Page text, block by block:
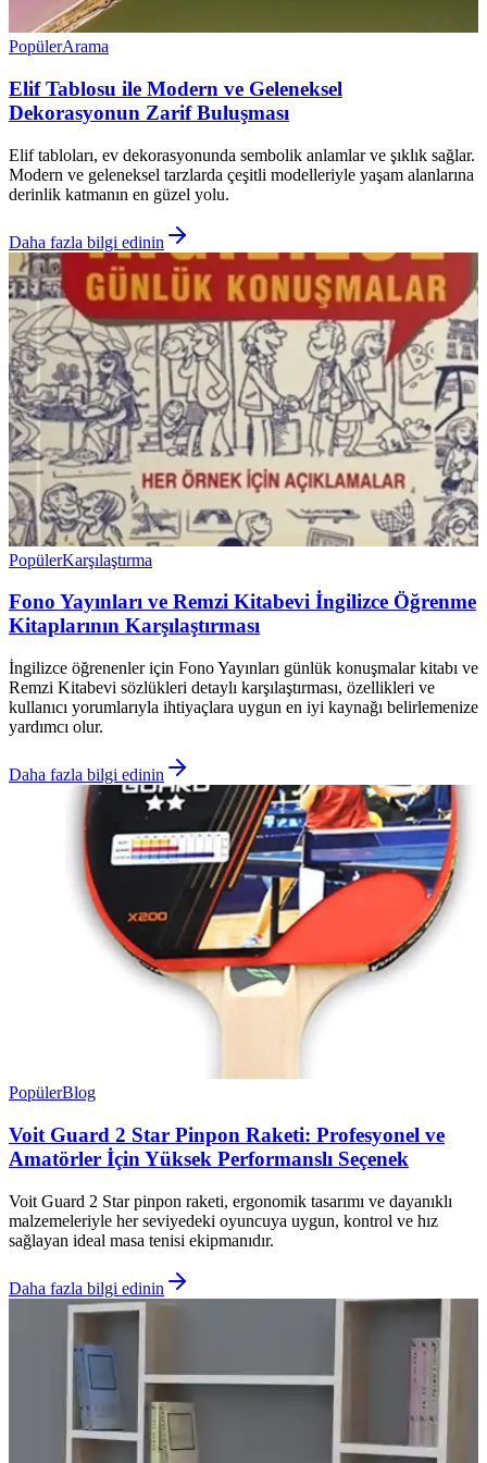
PopülerArama
Elif Tablosu ile Modern ve Geleneksel
Dekorasyonun Zarif Buluşması
Elif tabloları, ev dekorasyonunda sembolik anlamlar ve şıklık sağlar.
Modern ve geleneksel tarzlarda çeşitli modelleriyle yaşam alanlarına
derinlik katmanın en güzel yolu.
Daha fazla bilgi edinin
PopülerKarşılaştırma
Fono Yayınları ve Remzi Kitabevi İngilizce Öğrenme
Kitaplarının Karşılaştırması
İngilizce öğrenenler için Fono Yayınları günlük konuşmalar kitabı ve
Remzi Kitabevi sözlükleri detaylı karşılaştırması, özellikleri ve
kullanıcı yorumlarıyla ihtiyaçlara uygun en iyi kaynağı belirlemenize
yardımcı olur.
Daha fazla bilgi edinin
PopülerBlog
Voit Guard 2 Star Pinpon Raketi: Profesyonel ve
Amatörler İçin Yüksek Performanslı Seçenek
Voit Guard 2 Star pinpon raketi, ergonomik tasarımı ve dayanıklı
malzemeleriyle her seviyedeki oyuncuya uygun, kontrol ve hız
sağlayan ideal masa tenisi ekipmanıdır.
Daha fazla bilgi edinin